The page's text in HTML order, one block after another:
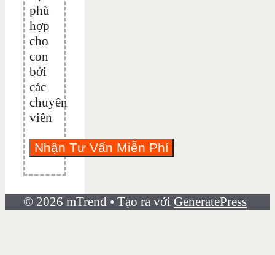
phù
hợp
cho
con
bởi
các
chuyên
viên
© 2026 mTrend • Tạo ra với GeneratePress